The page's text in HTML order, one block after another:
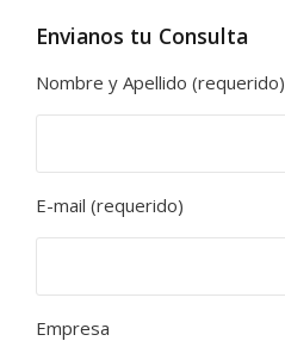
Envianos tu Consulta
Nombre y Apellido (requerido)
E-mail (requerido)
Empresa